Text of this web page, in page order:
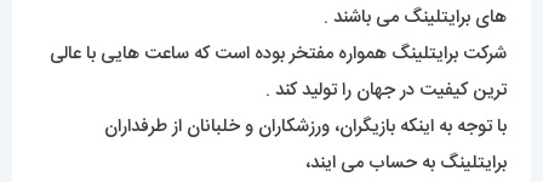
های برایتلینگ می باشند .
شرکت برایتلینگ همواره مفتخر بوده است که ساعت هایی با عالی
ترین کیفیت در جهان را تولید کند .
با توجه به اینکه بازیگران، ورزشکاران و خلبانان از طرفداران
برایتلینگ به حساب می ایند،